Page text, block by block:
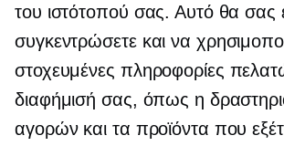
του ιστότοπού σας. Αυτό θα σας
συγκεντρώσετε και να
στοχευμένες πληροφορίες
διαφήμισή σας, όπως η
αγορών και τα προϊόντα που